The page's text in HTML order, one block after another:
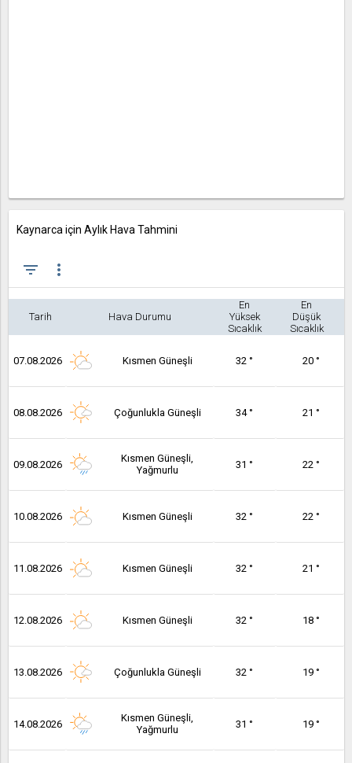
Kaynarca için Aylık Hava Tahmini
filter_list more_vert
Tarih Hava Durumu
En
Yüksek
Sıcaklık
En
Düşük
Sıcaklık
07.08.2026 Kısmen Güneşli 32 ° 20 °
08.08.2026 Çoğunlukla Güneşli 34 ° 21 °
09.08.2026
Kısmen Güneşli,
Yağmurlu
31 ° 22 °
10.08.2026 Kısmen Güneşli 32 ° 22 °
11.08.2026 Kısmen Güneşli 32 ° 21 °
12.08.2026 Kısmen Güneşli 32 ° 18 °
13.08.2026 Çoğunlukla Güneşli 32 ° 19 °
14.08.2026
Kısmen Güneşli,
Yağmurlu
31 ° 19 °